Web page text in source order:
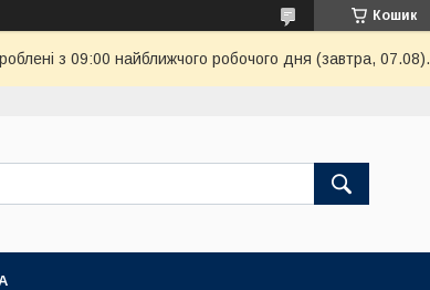
Кошик
з 09:00 найближчого робочого дня (завтра, 07.08).